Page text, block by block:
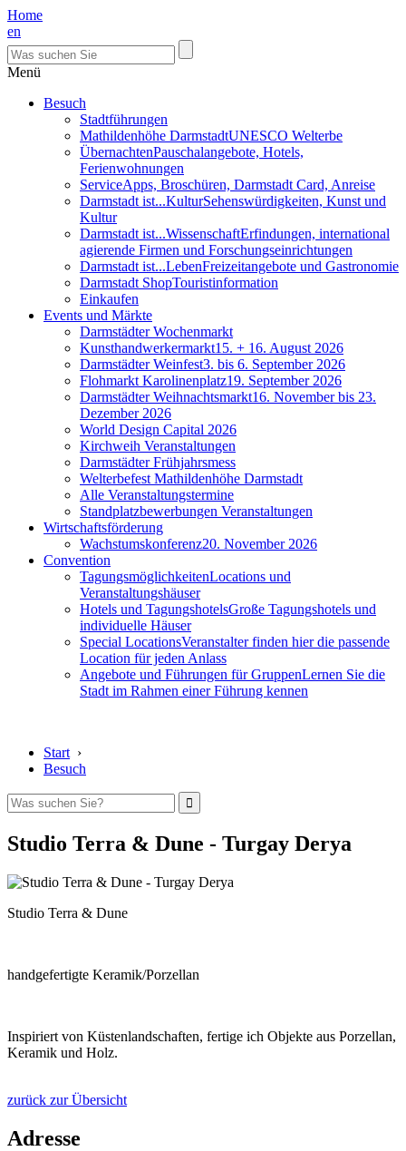
Home
en
Menü
Besuch
Stadtführungen
Mathildenhöhe DarmstadtUNESCO Welterbe
ÜbernachtenPauschalangebote, Hotels,
Ferienwohnungen
ServiceApps, Broschüren, Darmstadt Card, Anreise
Darmstadt ist...KulturSehenswürdigkeiten, Kunst und
Kultur
Darmstadt ist...WissenschaftErfindungen, international
agierende Firmen und Forschungseinrichtungen
Darmstadt ist...LebenFreizeitangebote und Gastronomie
Darmstadt ShopTouristinformation
Einkaufen
Events und Märkte
Darmstädter Wochenmarkt
Kunsthandwerkermarkt15. + 16. August 2026
Darmstädter Weinfest3. bis 6. September 2026
Flohmarkt Karolinenplatz19. September 2026
Darmstädter Weihnachtsmarkt16. November bis 23.
Dezember 2026
World Design Capital 2026
Kirchweih Veranstaltungen
Darmstädter Frühjahrsmess
Welterbefest Mathildenhöhe Darmstadt
Alle Veranstaltungstermine
Standplatzbewerbungen Veranstaltungen
Wirtschaftsförderung
Wachstumskonferenz20. November 2026
Convention
TagungsmöglichkeitenLocations und
Veranstaltungshäuser
Hotels und TagungshotelsGroße Tagungshotels und
individuelle Häuser
Special LocationsVeranstalter finden hier die passende
Location für jeden Anlass
Angebote und Führungen für GruppenLernen Sie die
Stadt im Rahmen einer Führung kennen
Start ›
Besuch
Studio Terra & Dune - Turgay Derya
Studio Terra & Dune
handgefertigte Keramik/Porzellan
Inspiriert von Küstenlandschaften, fertige ich Objekte aus Porzellan,
Keramik und Holz.
zurück zur Übersicht
Adresse